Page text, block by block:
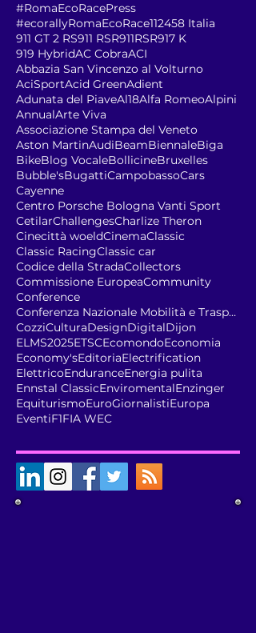
#RomaEcoRacePress
#ecorallyRomaEcoRace112458 Italia
911 GT 2 RS911 RSR911RSR917 K
919 HybridAC CobraACI
Abbazia San Vincenzo al Volturno
AciSportAcid GreenAdient
Adunata del PiaveAl18Alfa RomeoAlpini
AnnualArte Viva
Associazione Stampa del Veneto
Aston MartinAudiBeamBiennaleBiga
BikeBlog VocaleBollicineBruxelles
Bubble'sBugattiCampobassoCars
Cayenne
Centro Porsche Bologna Vanti Sport
CetilarChallengesCharlize Theron
Cinecittà woeldCinemaClassic
Classic RacingClassic car
Codice della StradaCollectors
Commissione EuropeaCommunity
Conference
Conferenza Nazionale Mobilità e Trasporto Sostenib
CozziCulturaDesignDigitalDijon
ELMS2025ETSCEcomondoEconomia
Economy'sEditoriaElectrification
ElettricoEnduranceEnergia pulita
Ennstal ClassicEnviromentalEnzinger
EquiturismoEuroGiornalistiEuropa
EventiF1FIA WEC